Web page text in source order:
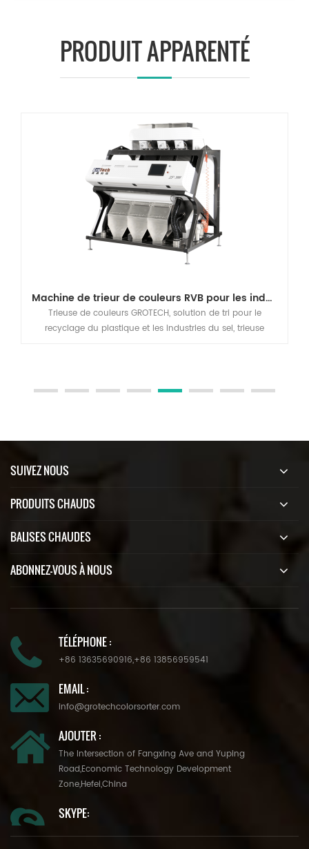
PRODUIT APPARENTÉ
Machine de trieur de couleurs RVB pour les industries de recyclage de l'ABS et du PVC PET PP
Trieuse de couleurs GROTECH, solution de tri pour le
recyclage du plastique et les industries du sel, trieuse
SUIVEZ NOUS
PRODUITS CHAUDS
BALISES CHAUDES
ABONNEZ-VOUS À NOUS
TÉLÉPHONE :
+86 13635690916,+86 13856959541
EMAIL :
info@grotechcolorsorter.com
AJOUTER :
The Intersection of Fangxing Ave and Yuping
Road,Economic Technology Development
Zone,Hefei,China
SKYPE: